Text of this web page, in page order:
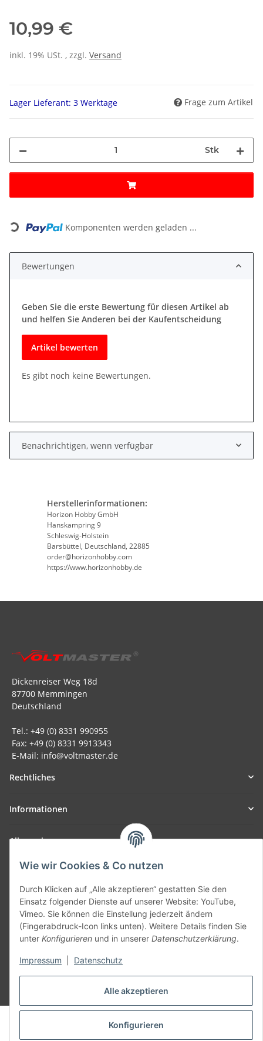
Alle akzeptieren
Konfigurieren
Wie wir Cookies & Co nutzen
Durch Klicken auf „Alle akzeptieren“ gestatten Sie den
Einsatz folgender Dienste auf unserer Website: YouTube,
Vimeo. Sie können die Einstellung jederzeit ändern
(Fingerabdruck-Icon links unten). Weitere Details finden Sie
unter Konfigurieren und in unserer Datenschutzerklärung.
Impressum Datenschutz
10,99 €
inkl. 19% USt. , zzgl. Versand
Lager Lieferant: 3 Werktage Frage zum Artikel
Stk
Loading... Komponenten werden geladen ...
Bewertungen
Geben Sie die erste Bewertung für diesen Artikel ab
und helfen Sie Anderen bei der Kaufentscheidung
Artikel bewerten
Es gibt noch keine Bewertungen.
Benachrichtigen, wenn verfügbar
Herstellerinformationen:
Horizon Hobby GmbH
Hanskampring 9
Schleswig-Holstein
Barsbüttel, Deutschland, 22885
order@horizonhobby.com
https://www.horizonhobby.de
Dickenreiser Weg 18d
87700 Memmingen
Deutschland
Tel.: +49 (0) 8331 990955
Fax: +49 (0) 8331 9913343
E-Mail: info@voltmaster.de
Rechtliches
Informationen
Allgemein
Teil unseres Netzwerks:
SmoliTec - Safety. Simplified. Worldwide. ( B2B Shop )
Vertrag widerrufen
* Alle Preise inkl. gesetzlicher USt., zzgl.Versand
© voltmaster.de
Powered byJTL-Shop